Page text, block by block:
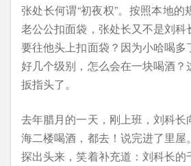
张处长何谓“初夜权”。按照本地
老公公扣面袋，张处长又不是刘科
要往他头上扣面袋？因为小哈喝
好几个级别，怎么会在一块喝酒？
扳指头了。
去年腊月的一天，刚上班，刘科
海二楼喝酒，都去！说完进了里屋
探出头来，笑着补充道：刘科长的